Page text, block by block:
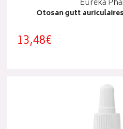
Eureka
Otosan gutt
13,48€